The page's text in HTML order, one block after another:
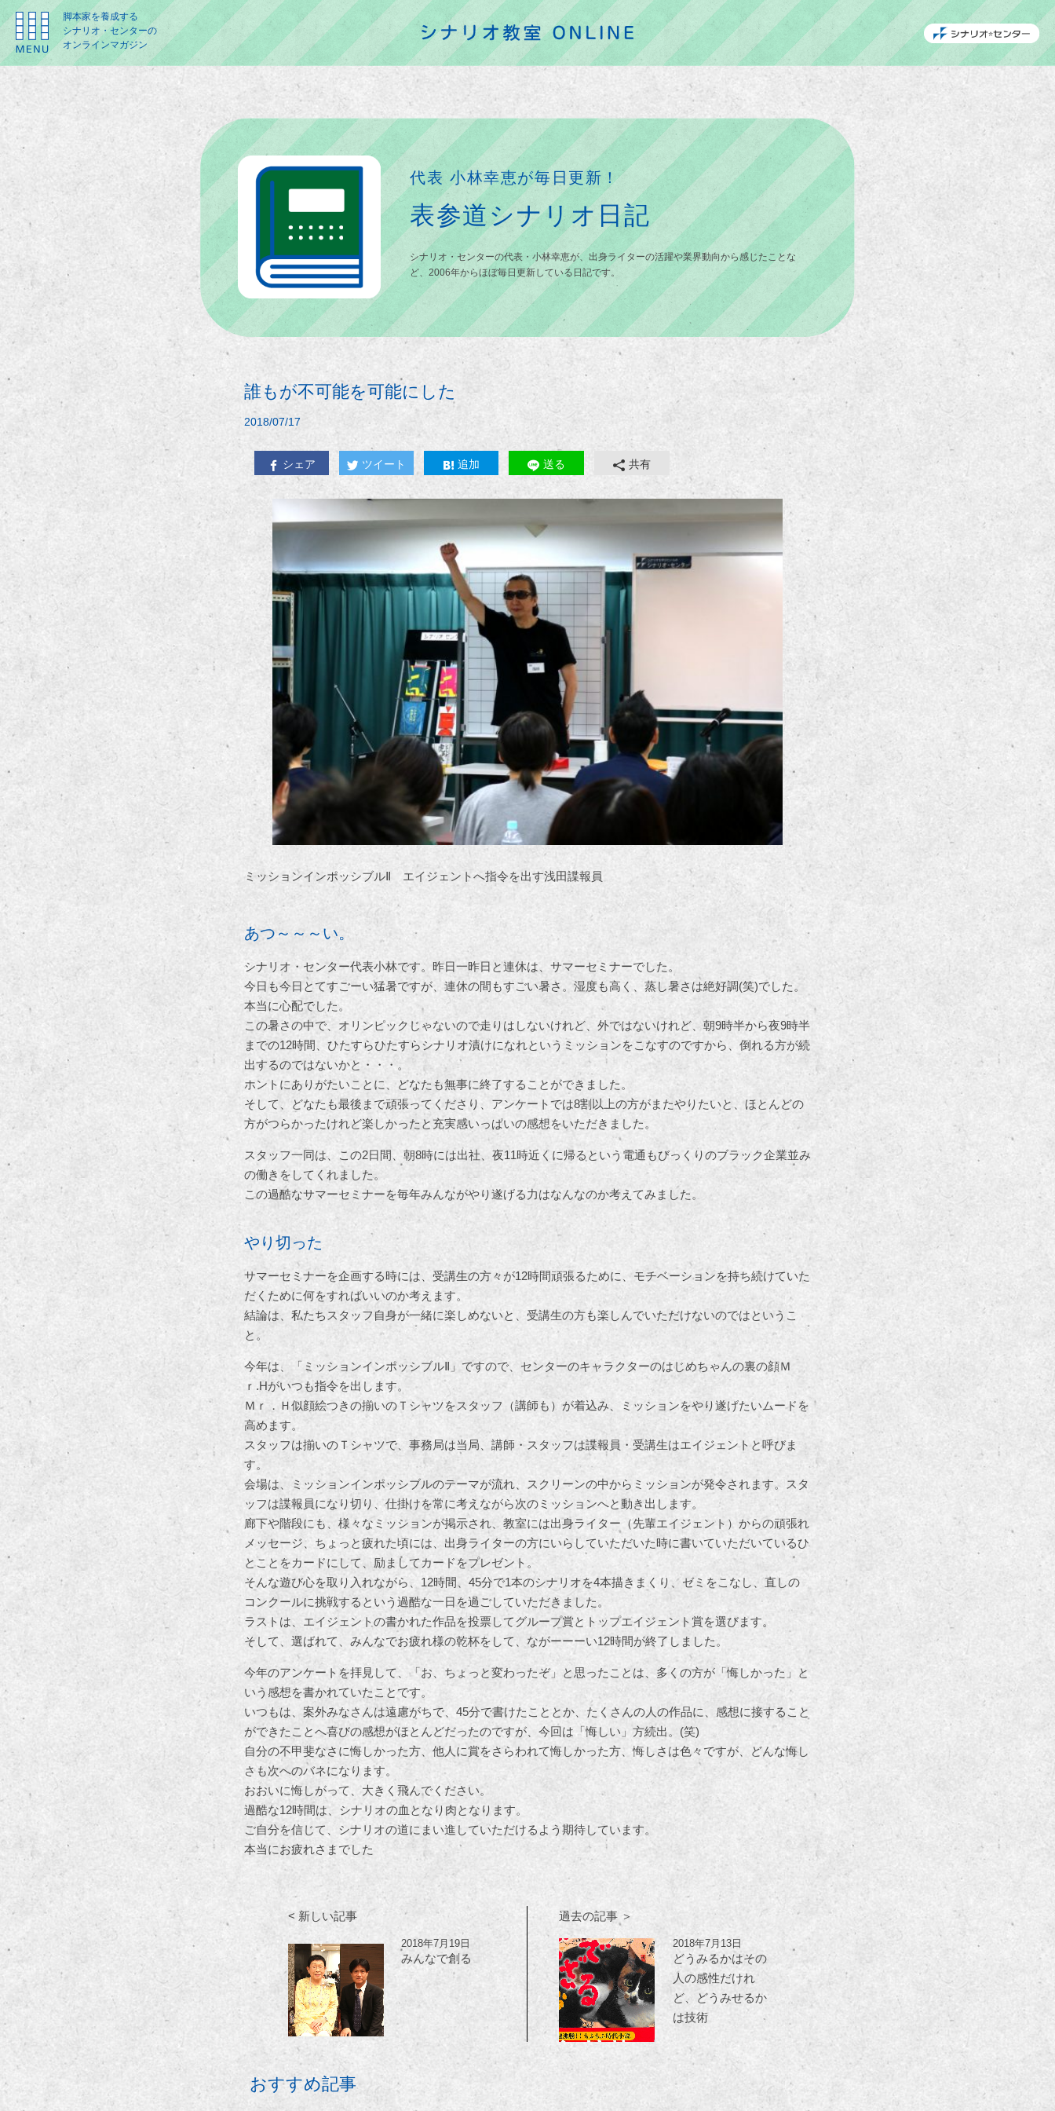
脚本家を養成する
シナリオ・センターの
オンラインマガジン
代表 小林幸恵が毎日更新！
表参道シナリオ日記
シナリオ・センターの代表・小林幸恵が、出身ライターの活躍や業界動向から感じたことな
ど、2006年からほぼ毎日更新している日記です。
誰もが不可能を可能にした
2018/07/17
シェア ツイート 追加 送る 共有
ミッションインポッシブルⅡ エイジェントへ指令を出す浅田諜報員
あつ～～～い。
シナリオ・センター代表小林です。昨日一昨日と連休は、サマーセミナーでした。
今日も今日とてすごーい猛暑ですが、連休の間もすごい暑さ。湿度も高く、蒸し暑さは絶好調(笑)でした。
本当に心配でした。
この暑さの中で、オリンピックじゃないので走りはしないけれど、外ではないけれど、朝9時半から夜9時半
までの12時間、ひたすらひたすらシナリオ漬けになれというミッションをこなすのですから、倒れる方が続
出するのではないかと・・・。
ホントにありがたいことに、どなたも無事に終了することができました。
そして、どなたも最後まで頑張ってくださり、アンケートでは8割以上の方がまたやりたいと、ほとんどの
方がつらかったけれど楽しかったと充実感いっぱいの感想をいただきました。
スタッフ一同は、この2日間、朝8時には出社、夜11時近くに帰るという電通もびっくりのブラック企業並み
の働きをしてくれました。
この過酷なサマーセミナーを毎年みんながやり遂げる力はなんなのか考えてみました。
やり切った
サマーセミナーを企画する時には、受講生の方々が12時間頑張るために、モチベーションを持ち続けていた
だくために何をすればいいのか考えます。
結論は、私たちスタッフ自身が一緒に楽しめないと、受講生の方も楽しんでいただけないのではというこ
と。
今年は、「ミッションインポッシブルⅡ」ですので、センターのキャラクターのはじめちゃんの裏の顔Ｍ
ｒ.Hがいつも指令を出します。
Ｍｒ．Ｈ似顔絵つきの揃いのＴシャツをスタッフ（講師も）が着込み、ミッションをやり遂げたいムードを
高めます。
スタッフは揃いのＴシャツで、事務局は当局、講師・スタッフは諜報員・受講生はエイジェントと呼びま
す。
会場は、ミッションインポッシブルのテーマが流れ、スクリーンの中からミッションが発令されます。スタ
ッフは諜報員になり切り、仕掛けを常に考えながら次のミッションへと動き出します。
廊下や階段にも、様々なミッションが掲示され、教室には出身ライター（先輩エイジェント）からの頑張れ
メッセージ、ちょっと疲れた頃には、出身ライターの方にいらしていただいた時に書いていただいているひ
とことをカードにして、励ましてカードをプレゼント。
そんな遊び心を取り入れながら、12時間、45分で1本のシナリオを4本描きまくり、ゼミをこなし、直しの
コンクールに挑戦するという過酷な一日を過ごしていただきました。
ラストは、エイジェントの書かれた作品を投票してグループ賞とトップエイジェント賞を選びます。
そして、選ばれて、みんなでお疲れ様の乾杯をして、ながーーーい12時間が終了しました。
今年のアンケートを拝見して、「お、ちょっと変わったぞ」と思ったことは、多くの方が「悔しかった」と
いう感想を書かれていたことです。
いつもは、案外みなさんは遠慮がちで、45分で書けたこととか、たくさんの人の作品に、感想に接すること
ができたことへ喜びの感想がほとんどだったのですが、今回は「悔しい」方続出。(笑)
自分の不甲斐なさに悔しかった方、他人に賞をさらわれて悔しかった方、悔しさは色々ですが、どんな悔し
さも次へのバネになります。
おおいに悔しがって、大きく飛んでください。
過酷な12時間は、シナリオの血となり肉となります。
ご自分を信じて、シナリオの道にまい進していただけるよう期待しています。
本当にお疲れさまでした
< 新しい記事
2018年7月19日
みんなで創る
過去の記事 ＞
2018年7月13日
どうみるかはその
人の感性だけれ
ど、どうみせるか
は技術
おすすめ記事